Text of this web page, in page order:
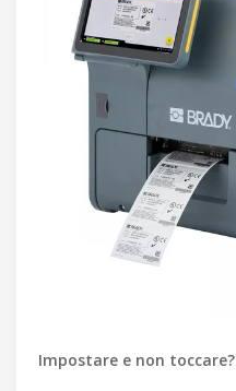
Impostare e non toccare?